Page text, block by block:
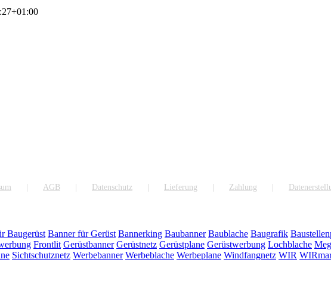
AGB Datenschutz Lieferung Zahlung
Baugerüst Banner für Gerüst Bannerking Baubanner Baublache Baugrafik
Frontlit Gerüstbanner Gerüstnetz Gerüstplane Gerüstwerbung Lochblache
Sichtschutznetz Werbebanner Werbeblache Werbeplane Windfangnetz WIR